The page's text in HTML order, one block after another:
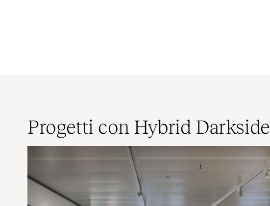
Progetti con Hybrid Darkside